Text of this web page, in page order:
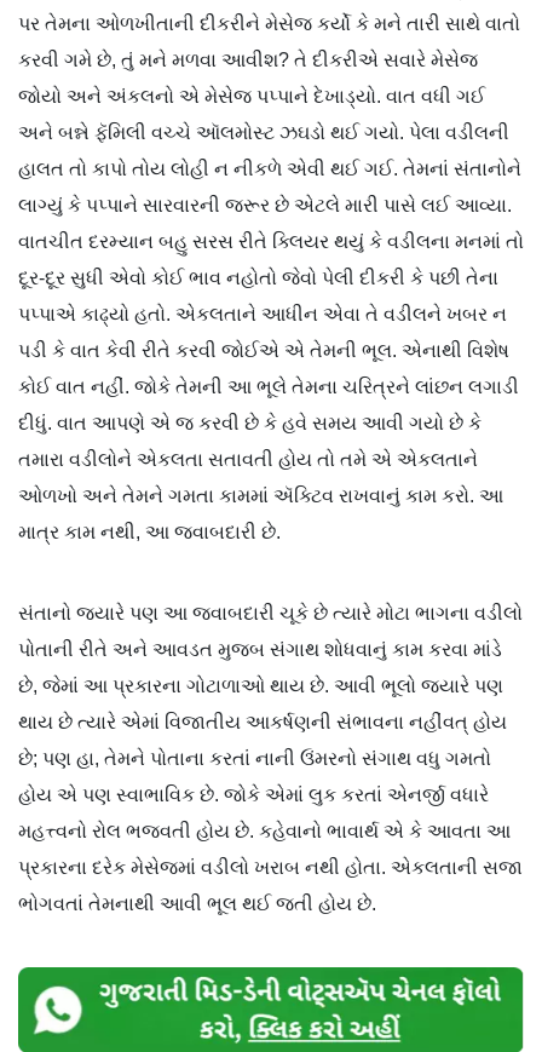
પર તેમના ઓળખીતાની દીકરીને મેસેજ કર્યો કે મને તારી સાથે વાતો
કરવી ગમે છે, તું મને મળવા આવીશ? તે દીકરીએ સવારે મેસેજ
જોયો અને અંકલનો એ મેસેજ પપ્પાને દેખાડ્યો. વાત વધી ગઈ
અને બન્ને ફૅમિલી વચ્ચે ઑલમોસ્ટ ઝઘડો થઈ ગયો. પેલા વડીલની
હાલત તો કાપો તોય લોહી ન નીકળે એવી થઈ ગઈ. તેમનાં સંતાનોને
લાગ્યું કે પપ્પાને સારવારની જરૂર છે એટલે મારી પાસે લઈ આવ્યા.
વાતચીત દરમ્યાન બહુ સરસ રીતે ક્લિયર થયું કે વડીલના મનમાં તો
દૂર-દૂર સુધી એવો કોઈ ભાવ નહોતો જેવો પેલી દીકરી કે પછી તેના
પપ્પાએ કાઢ્યો હતો. એકલતાને આધીન એવા તે વડીલને ખબર ન
પડી કે વાત કેવી રીતે કરવી જોઈએ એ તેમની ભૂલ. એનાથી વિશેષ
કોઈ વાત નહીં. જોકે તેમની આ ભૂલે તેમના ચરિત્રને લાંછન લગાડી
દીધું. વાત આપણે એ જ કરવી છે કે હવે સમય આવી ગયો છે કે
તમારા વડીલોને એકલતા સતાવતી હોય તો તમે એ એકલતાને
ઓળખો અને તેમને ગમતા કામમાં ઍક્ટિવ રાખવાનું કામ કરો. આ
માત્ર કામ નથી, આ જવાબદારી છે.
સંતાનો જ્યારે પણ આ જવાબદારી ચૂકે છે ત્યારે મોટા ભાગના વડીલો
પોતાની રીતે અને આવડત મુજબ સંગાથ શોધવાનું કામ કરવા માંડે
છે, જેમાં આ પ્રકારના ગોટાળાઓ થાય છે. આવી ભૂલો જ્યારે પણ
થાય છે ત્યારે એમાં વિજાતીય આકર્ષણની સંભાવના નહીંવત્ હોય
છે; પણ હા, તેમને પોતાના કરતાં નાની ઉંમરનો સંગાથ વધુ ગમતો
હોય એ પણ સ્વાભાવિક છે. જોકે એમાં લુક કરતાં એનર્જી વધારે
મહત્ત્વનો રોલ ભજવતી હોય છે. કહેવાનો ભાવાર્થ એ કે આવતા આ
પ્રકારના દરેક મેસેજમાં વડીલો ખરાબ નથી હોતા. એકલતાની સજા
ભોગવતાં તેમનાથી આવી ભૂલ થઈ જતી હોય છે.